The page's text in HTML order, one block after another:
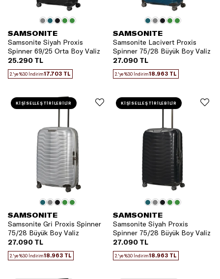
SAMSONITE
Samsonite Siyah Proxis
Spinner 69/25 Orta Boy Valiz
25.290 TL
2.'ye %30 İndirim17.703 TL
SAMSONITE
Samsonite Lacivert Proxis
Spinner 75/28 Büyük Boy Valiz
27.090 TL
2.'ye %30 İndirim18.963 TL
SAMSONITE
Samsonite Gri Proxis Spinner
75/28 Büyük Boy Valiz
27.090 TL
2.'ye %30 İndirim18.963 TL
KİŞİSELLEŞTİRİLEBİLİR
SAMSONITE
Samsonite Siyah Proxis
Spinner 75/28 Büyük Boy Valiz
27.090 TL
2.'ye %30 İndirim18.963 TL
KİŞİSELLEŞTİRİLEBİLİR